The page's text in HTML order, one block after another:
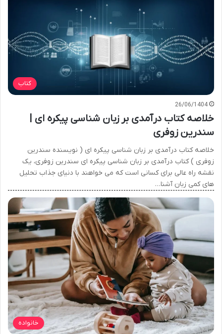
کتاب
26/06/1404
خلاصه کتاب درآمدی بر زبان شناسی پیکره ای |
سندرین زوفری
خلاصه کتاب درآمدی بر زبان شناسی پیکره ای ( نویسنده سندرین
زوفری ) کتاب درآمدی بر زبان شناسی پیکره ای سندرین زوفری، یک
نقشه راه عالی برای کسانی است که می خواهند با دنیای جذاب تحلیل
های کمی زبان آشنا…
خانواده